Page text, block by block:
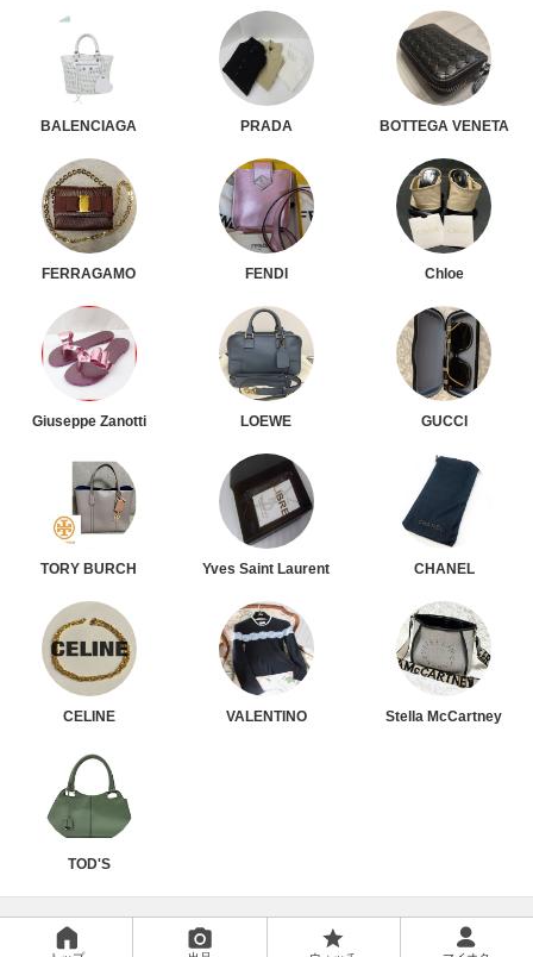
BALENCIAGA PRADA BOTTEGA VENETA
FERRAGAMO FENDI Chloe
Giuseppe Zanotti LOEWE GUCCI
TORY BURCH Yves Saint Laurent CHANEL
CELINE VALENTINO Stella McCartney
TOD'S